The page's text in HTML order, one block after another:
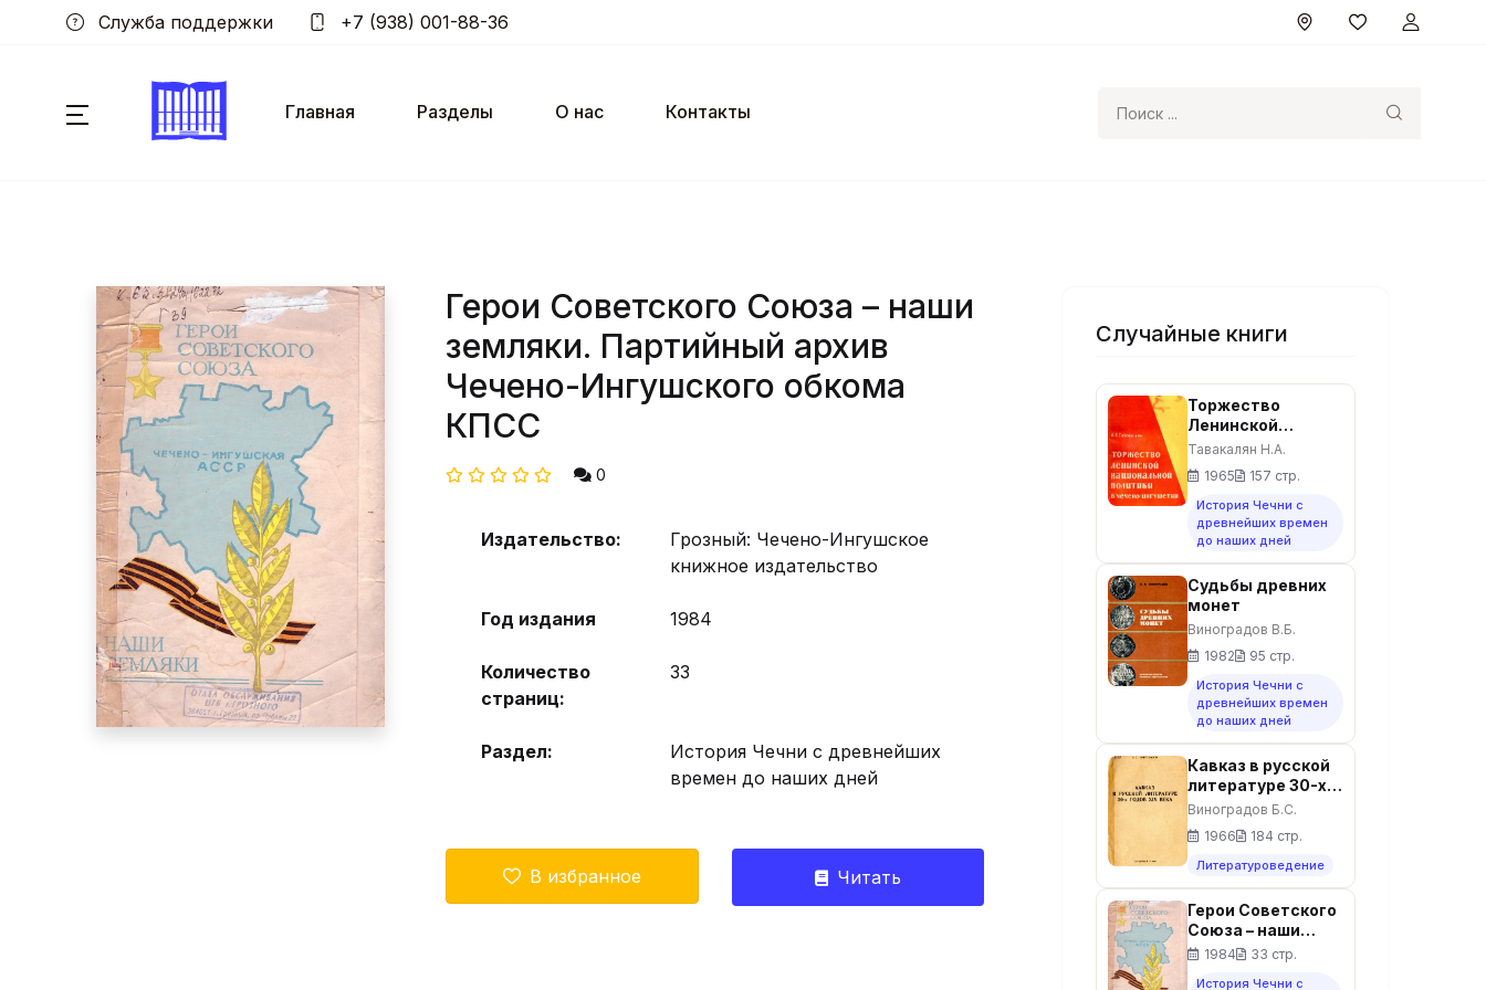
Служба поддержки +7 (938) 001-88-36
Главная Разделы О нас
Контакты
Герои Советского Союза – наши
земляки. Партийный архив
Чечено-Ингушского обкома
КПСС
0
Издательство:
Грозный: Чечено-Ингушское
книжное издательство
Год издания 1984
Количество
страниц:
33
Раздел:
История Чечни с древнейших
времен до наших дней
В избранное Читать
Случайные книги
Торжество
Ленинской
национальной
политики в
Чечено-
Ингушетии
Тавакалян Н.А.
1965
157 стр.
История Чечни с
древнейших времен
до наших дней
Судьбы древних
монет
Виноградов В.Б.
1982
95 стр.
История Чечни с
древнейших времен
до наших дней
Кавказ в русской
литературе 30-х
годов X IX века:
Очерки
Виноградов Б.С.
1966
184 стр.
Литературоведение
Герои Советского
Союза – наши
земляки.
1984 33 стр.
История Чечни с